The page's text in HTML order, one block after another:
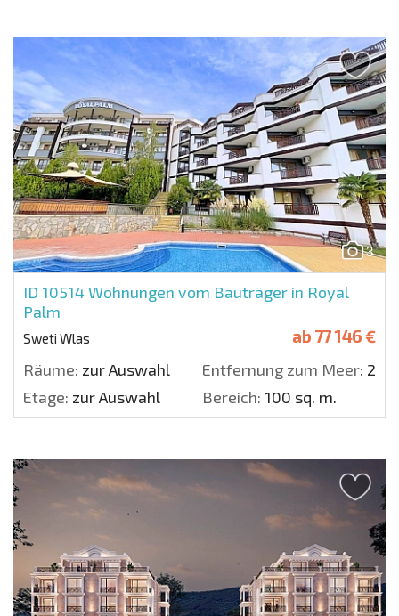
3
ID 10514Wohnungen vom Bauträger in Royal
Palm
Sweti Wlas ab 77 146 €
Räume: zur Auswahl Entfernung zum Meer: 200
Etage: zur Auswahl Bereich: 100 sq. m.